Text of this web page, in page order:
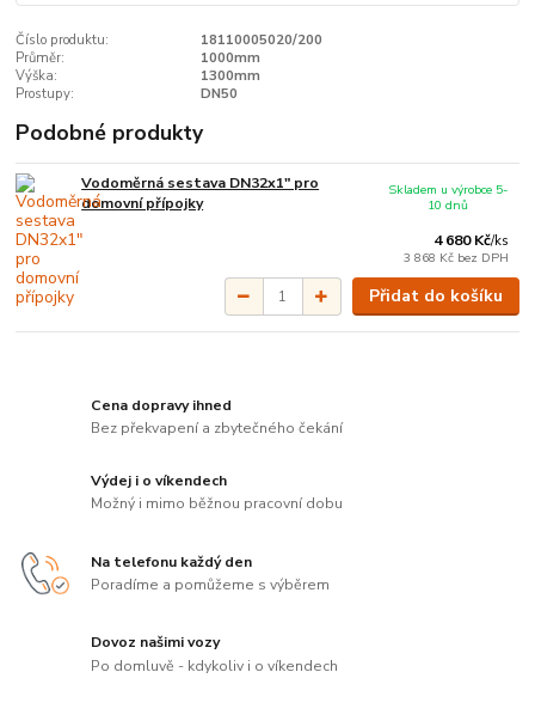
Číslo produktu:
18110005020/200
Průměr:
1000mm
Výška:
1300mm
Prostupy:
DN50
Podobné produkty
Vodoměrná sestava DN32x1" pro
domovní přípojky
4 680 Kč/ks
3 868 Kč bez DPH
Skladem u výrobce 5-
10 dnů
Přidat do košíku
Cena dopravy ihned
Bez překvapení a zbytečného čekání
Výdej i o víkendech
Možný i mimo běžnou pracovní dobu
Na telefonu každý den
Poradíme a pomůžeme s výběrem
Dovoz našimi vozy
Po domluvě - kdykoliv i o víkendech